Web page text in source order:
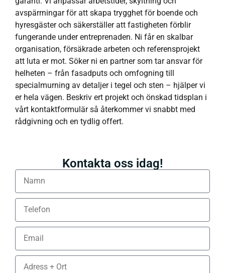
avspärrningar för att skapa trygghet för boende och
hyresgäster och säkerställer att fastigheten förblir
fungerande under entreprenaden. Ni får en skalbar
organisation, försäkrade arbeten och referensprojekt
att luta er mot. Söker ni en partner som tar ansvar för
helheten – från fasadputs och omfogning till
specialmurning av detaljer i tegel och sten – hjälper vi
er hela vägen. Beskriv ert projekt och önskad tidsplan i
vårt kontaktformulär så återkommer vi snabbt med
rådgivning och en tydlig offert.
Kontakta oss idag!